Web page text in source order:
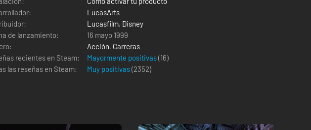
LucasArts
Lucasfilm, Disney
de lanzamiento:
16 mayo 1999
Acción, Carreras
recientes en Steam:
Mayormente positivas(16)
las reseñas en Steam:
Muy positivas(2352)